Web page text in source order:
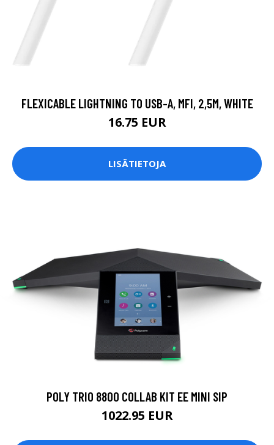
FLEXICABLE LIGHTNING TO USB-A, MFI, 2,5M, WHITE
16.75 EUR
LISÄTIETOJA
POLY TRIO 8800 COLLAB KIT EE MINI SIP
1022.95 EUR